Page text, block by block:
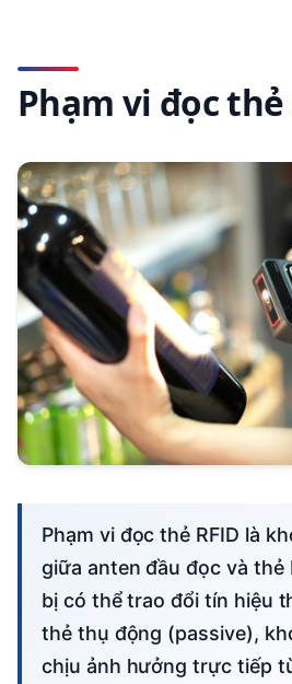
Phạm vi đọc thẻ
Phạm vi đọc thẻ RFID là khoảng cách tối đa
giữa anten đầu đọc và thẻ
bị có thể trao đổi tín hiệu
thẻ thụ động (passive),
chịu ảnh hưởng trực tiếp